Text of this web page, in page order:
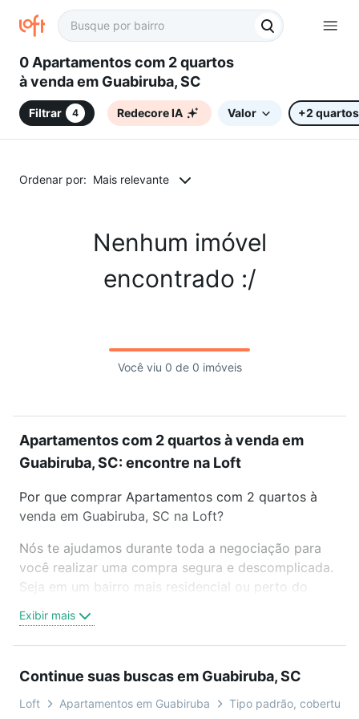
0 Apartamentos com 2 quartos
à venda em Guabiruba, SC
Filtrar 4 Redecore IA Valor +2 quartos
Ordenar por: Mais relevante
Nenhum imóvel
encontrado :/
Você viu 0 de 0 imóveis
Apartamentos com 2 quartos à venda em
Guabiruba, SC: encontre na Loft
Por que comprar Apartamentos com 2 quartos à
venda em Guabiruba, SC na Loft?
Nós te ajudamos durante toda a negociação para
você realizar uma compra segura e descomplicada.
Seja em um bairro mais residencial ou perto do
oferta ideal de Apartamentos com 2 quartos à
venda em Guabiruba, SC para conquistar seu sonho.
é grátis, sem compromisso e você ainda conta com
mais de 46 mil corretores e imobiliárias te ajudando
Exibir mais
Continue suas buscas em Guabiruba, SC
Loft Apartamentos em Guabiruba Tipo padrão,